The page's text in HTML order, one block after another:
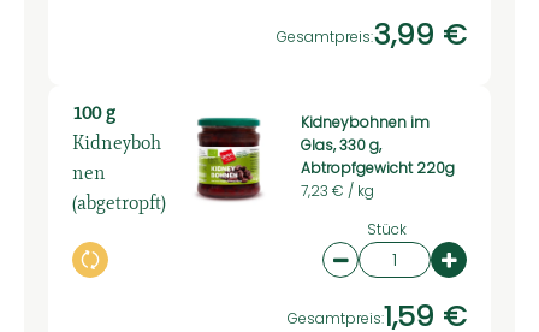
Gesamtpreis:3,99 €
100 g
Kidneyboh
nen
(abgetropft)
Auswahl ändern
Kidneybohnen im
Glas, 330 g,
Abtropfgewicht 220g
7,23 € / kg
Stück
Artikelanzahl
Gesamtpreis:1,59 €